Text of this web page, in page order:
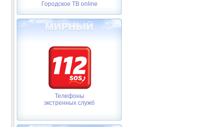
Городское ТВ online
Телефоны
экстренных служб